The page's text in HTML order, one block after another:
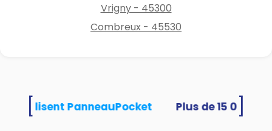
Vrigny - 45300
Combreux - 45530
utilisent PanneauPocket